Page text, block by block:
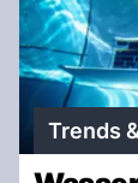
Trends